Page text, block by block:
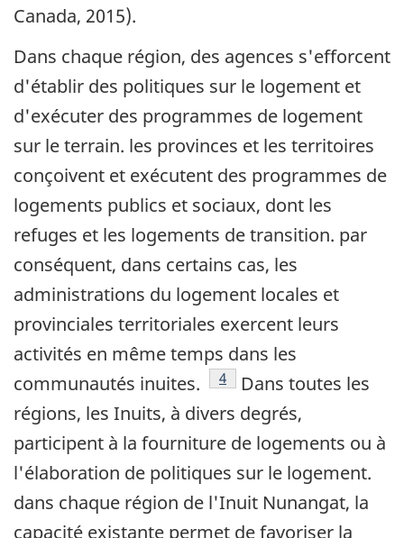
Canada, 2015).
Dans chaque région, des agences s'efforcent
d'établir des politiques sur le logement et
d'exécuter des programmes de logement
sur le terrain. les provinces et les territoires
conçoivent et exécutent des programmes de
logements publics et sociaux, dont les
refuges et les logements de transition. par
conséquent, dans certains cas, les
administrations du logement locales et
provinciales territoriales exercent leurs
activités en même temps dans les
communautés inuites.
Note de bas de page
4
Dans toutes les
régions, les Inuits, à divers degrés,
participent à la fourniture de logements ou à
l'élaboration de politiques sur le logement.
dans chaque région de l'Inuit Nunangat, la
capacité existante permet de favoriser la